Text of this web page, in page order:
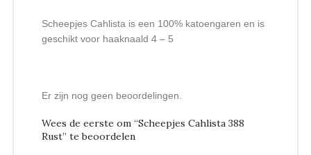
Scheepjes Cahlista is een 100% katoengaren en is
geschikt voor haaknaald 4 – 5
Er zijn nog geen beoordelingen.
Wees de eerste om “Scheepjes Cahlista 388
Rust” te beoordelen